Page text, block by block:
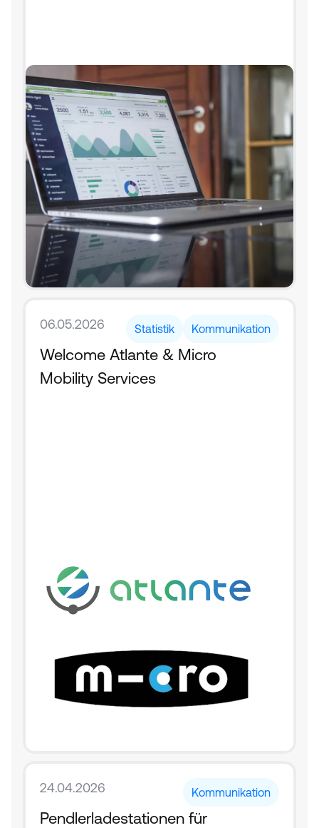
06.05.2026 Statistik Kommunikation
Welcome Atlante & Micro
Mobility Services
24.04.2026 Kommunikation
Pendlerladestationen für